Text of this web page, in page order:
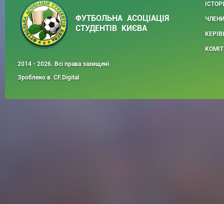
ФУТБОЛЬНА АСОЦІАЦІЯ
СТУДЕНТІВ КИЄВА
2014 - 2026. Всі права захищені
Зроблено в CF.Digital